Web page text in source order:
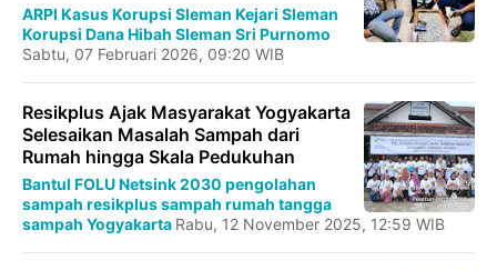
ARPI Kasus Korupsi Sleman Kejari Sleman
Korupsi Dana Hibah Sleman Sri Purnomo
Sabtu, 07 Februari 2026, 09:20 WIB
Resikplus Ajak Masyarakat Yogyakarta
Selesaikan Masalah Sampah dari
Rumah hingga Skala Pedukuhan
Bantul FOLU Netsink 2030 pengolahan
sampah resikplussampah rumah tangga
sampah Yogyakarta Rabu, 12 November 2025, 12:59 WIB